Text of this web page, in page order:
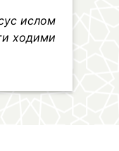
ислом
ходими